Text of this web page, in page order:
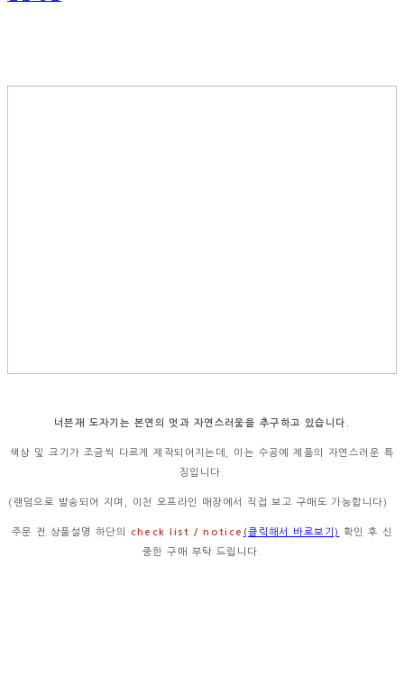
너븐재 도자기는 본연의 멋과 자연스러움을 추구하고 있습니다.
색상 및 크기가 조금씩 다르게 제작되어지는데, 이는 수공예 제품의 자연스러운 특
징입니다.
(랜덤으로 발송되어 지며, 이천 오프라인 매장에서 직접 보고 구매도 가능합니다)
주문 전 상품설명 하단의 check list / notice (클릭해서 바로보기)
확인 후 신
중한 구매 부탁 드립니다.